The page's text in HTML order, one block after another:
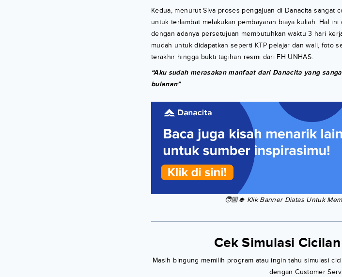
Kedua, menurut Siva proses pengajuan di Danacita sangat
untuk terlambat melakukan pembayaran biaya kuliah. Hal
dengan adanya persetujuan membutuhkan waktu 3 hari
mudah untuk didapatkan seperti KTP pelajar dan wali, foto
terakhir hingga bukti tagihan resmi dari FH UNHAS.
“Aku sudah merasakan manfaat dari Danacita yang
bulanan”
🧑🏼‍🎓 Klik Banner Diatas Untuk
Cek Simulasi
Masih bingung memilih program atau ingin tahu simulasi
dengan Customer